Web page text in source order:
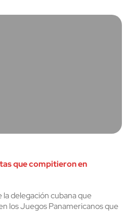
que compitieron en
delegación cubana que
los Juegos Panamericanos que